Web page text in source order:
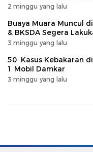
2 minggu yang lalu
Buaya Muara Muncul
& BKSDA Segera
3 minggu yang lalu
50 Kasus Kebakaran
1 Mobil Damkar
3 minggu yang lalu